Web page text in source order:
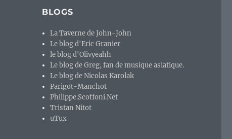
BLOGS
La Taverne de John-John
Le blog d'Eric Granier
le blog d'Olivyeahh
Le blog de Greg, fan de musique asiatique.
Le blog de Nicolas Karolak
Parigot-Manchot
Philippe.Scoffoni.Net
Tristan Nitot
uTux